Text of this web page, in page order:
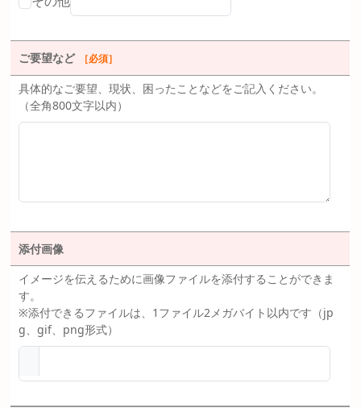
ご要望など ［必須］
具体的なご要望、現状、困ったことなどをご記入ください。
（全角800文字以内）
添付画像
イメージを伝えるために画像ファイルを添付することができま
す。
※添付できるファイルは、1ファイル2メガバイト以内です（jp
g、gif、png形式）